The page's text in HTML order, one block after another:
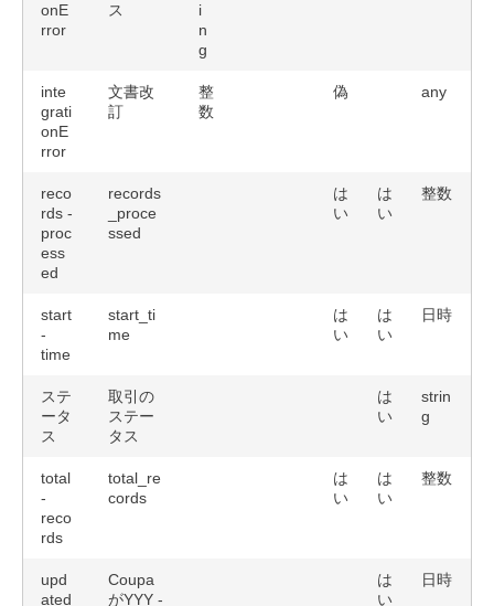
onE
rror
ス
i
n
g
inte
grati
onE
rror
文書改
訂
整
数
偽 any
reco
rds -
proc
ess
ed
records
_proce
ssed
は
い
は
い
整数
start
-
time
start_ti
me
は
い
は
い
日時
ステ
ータ
ス
取引の
ステー
タス
は
い
strin
g
total
-
reco
rds
total_re
cords
は
い
は
い
整数
upd
ated
Coupa
がYYY -
は
い
日時